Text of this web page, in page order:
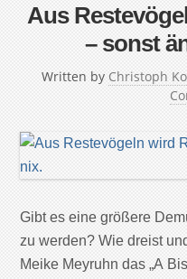
Aus
– sonst
Written by Christoph
Gibt es eine größere
zu werden? Wie dreist
Meike Meyruhn das „A